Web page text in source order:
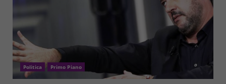
Politica Primo Piano